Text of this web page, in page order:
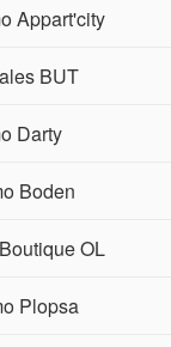
Appart'city
BUT
Darty
Boden
OL
Plopsa